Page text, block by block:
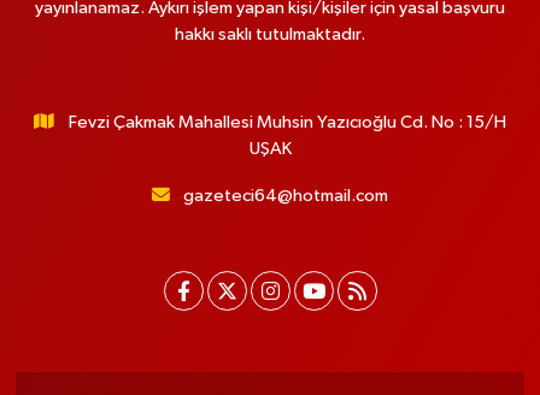
yayınlanamaz. Aykırı işlem yapan kişi/kişiler için yasal başvuru
hakkı saklı tutulmaktadır.
Fevzi Çakmak Mahallesi Muhsin Yazıcıoğlu Cd. No : 15/H
UŞAK
gazeteci64@hotmail.com